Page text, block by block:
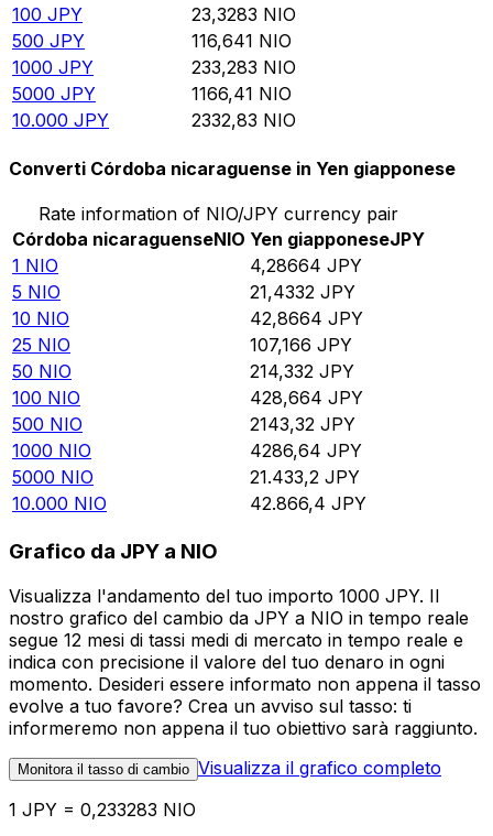
100 JPY 23,3283 NIO
500 JPY 116,641 NIO
1000 JPY 233,283 NIO
5000 JPY 1166,41 NIO
10.000 JPY 2332,83 NIO
Converti Córdoba nicaraguense in Yen giapponese
Rate information of NIO/JPY currency pair
Córdoba nicaraguenseNIO Yen giapponeseJPY
1 NIO 4,28664 JPY
5 NIO 21,4332 JPY
10 NIO 42,8664 JPY
25 NIO 107,166 JPY
50 NIO 214,332 JPY
100 NIO 428,664 JPY
500 NIO 2143,32 JPY
1000 NIO 4286,64 JPY
5000 NIO 21.433,2 JPY
10.000 NIO 42.866,4 JPY
Grafico da JPY a NIO
Visualizza l'andamento del tuo importo 1000 JPY. Il
nostro grafico del cambio da JPY a NIO in tempo reale
segue 12 mesi di tassi medi di mercato in tempo reale e
indica con precisione il valore del tuo denaro in ogni
momento. Desideri essere informato non appena il tasso
evolve a tuo favore? Crea un avviso sul tasso: ti
informeremo non appena il tuo obiettivo sarà raggiunto.
Monitora il tasso di cambio Visualizza il grafico completo
1 JPY = 0,233283 NIO